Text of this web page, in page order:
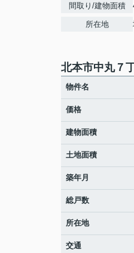
間取り/建物面積
所在地
北本市中丸７
物件名
価格
建物面積
土地面積
築年月
総戸数
所在地
交通